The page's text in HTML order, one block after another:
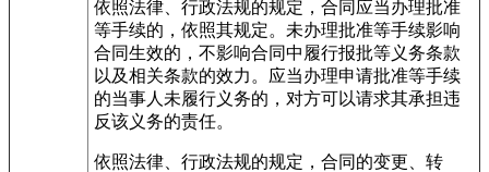
依照法律、行政法规的规定，合同应当办理批准
等手续的，依照其规定。未办理批准等手续影响
合同生效的，不影响合同中履行报批等义务条款
以及相关条款的效力。应当办理申请批准等手续
的当事人未履行义务的，对方可以请求其承担违
反该义务的责任。
依照法律、行政法规的规定，合同的变更、转